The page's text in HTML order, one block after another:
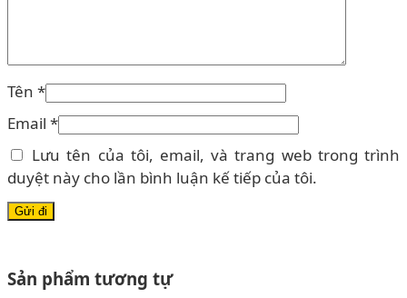
Tên *
Email *
Lưu tên của tôi, email, và trang web trong trình
duyệt này cho lần bình luận kế tiếp của tôi.
Sản phẩm tương tự